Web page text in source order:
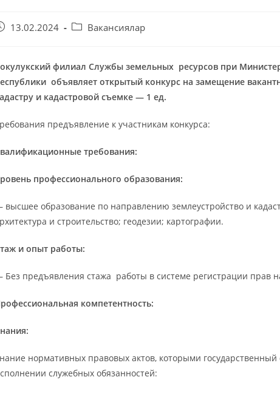
13.02.2024 Вакансиялар
филиал Службы земельных ресурсов при
объявляет открытый конкурс на замещение
и кадастровой съемке — 1 ед.
предъявление к участникам конкурса:
требования:
профессионального образования:
высшее образование по направлению землеустройство и
и строительство; геодезии; картографии.
и опыт работы:
Без предъявления стажа работы в системе регистрации прав
компетентность:
нормативных правовых актов, которыми
служебных обязанностей: